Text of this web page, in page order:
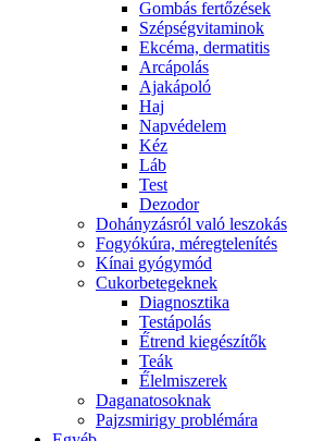
Gombás fertőzések
Szépségvitaminok
Ekcéma, dermatitis
Arcápolás
Ajakápoló
Haj
Napvédelem
Kéz
Láb
Test
Dezodor
Dohányzásról való leszokás
Fogyókúra, méregtelenítés
Kínai gyógymód
Cukorbetegeknek
Diagnosztika
Testápolás
É́trend kiegészítők
Teák
É́lelmiszerek
Daganatosoknak
Pajzsmirigy problémára